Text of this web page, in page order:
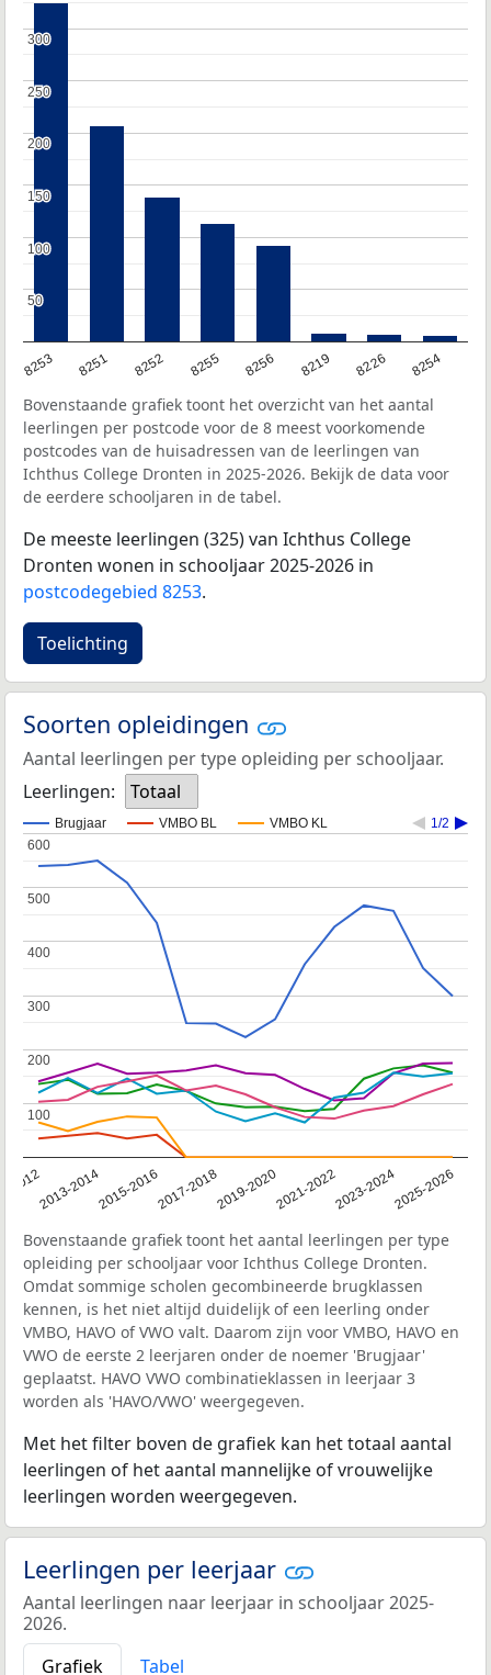
8253 8251 8252 8255 8256 8219 8226 8254
50
50
100
100
150
150
200
200
250
250
300
300
Bovenstaande grafiek toont het overzicht van het aantal
leerlingen per postcode voor de 8 meest voorkomende
postcodes van de huisadressen van de leerlingen van
Ichthus College Dronten in 2025-2026. Bekijk de data voor
de eerdere schooljaren in de tabel.
De meeste leerlingen (325) van Ichthus College
Dronten wonen in schooljaar 2025-2026 in
postcodegebied 8253.
Toelichting
Soorten opleidingen
Aantal leerlingen per type opleiding per schooljaar.
Leerlingen:
Totaal
Brugjaar VMBO BL VMBO KL 1/2
20122013-20142015-20162017-20182019-20202021-20222023-20242025-2026
100
100
200
200
300
300
400
400
500
500
600
600
Bovenstaande grafiek toont het aantal leerlingen per type
opleiding per schooljaar voor Ichthus College Dronten.
Omdat sommige scholen gecombineerde brugklassen
kennen, is het niet altijd duidelijk of een leerling onder
VMBO, HAVO of VWO valt. Daarom zijn voor VMBO, HAVO en
VWO de eerste 2 leerjaren onder de noemer 'Brugjaar'
geplaatst. HAVO VWO combinatieklassen in leerjaar 3
worden als 'HAVO/VWO' weergegeven.
Met het filter boven de grafiek kan het totaal aantal
leerlingen of het aantal mannelijke of vrouwelijke
leerlingen worden weergegeven.
Leerlingen per leerjaar
Aantal leerlingen naar leerjaar in schooljaar 2025-
2026.
Grafiek
Tabel